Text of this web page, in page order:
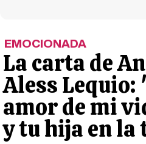
EMOCIONADA
La carta de
Aless Lequio:
amor de mi
y tu hija en